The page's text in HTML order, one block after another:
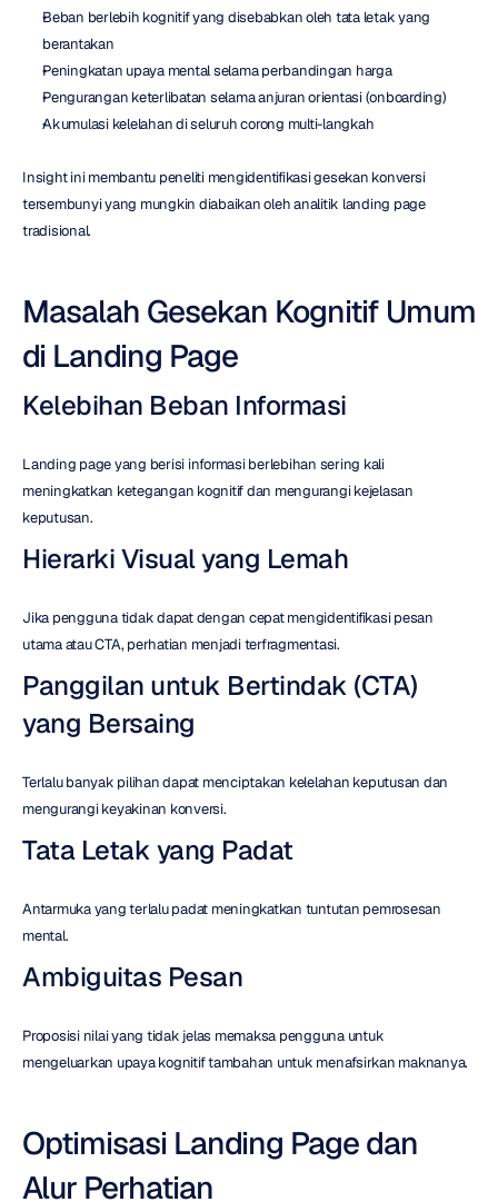
Beban berlebih kognitif yang disebabkan oleh tata letak yang
berantakan
Peningkatan upaya mental selama perbandingan harga
Pengurangan keterlibatan selama anjuran orientasi (onboarding)
Akumulasi kelelahan di seluruh corong multi-langkah
Insight ini membantu peneliti mengidentifikasi gesekan konversi
tersembunyi yang mungkin diabaikan oleh analitik landing page
tradisional.
Masalah Gesekan Kognitif Umum
di Landing Page
Kelebihan Beban Informasi
Landing page yang berisi informasi berlebihan sering kali
meningkatkan ketegangan kognitif dan mengurangi kejelasan
keputusan.
Hierarki Visual yang Lemah
Jika pengguna tidak dapat dengan cepat mengidentifikasi pesan
utama atau CTA, perhatian menjadi terfragmentasi.
Panggilan untuk Bertindak (CTA)
yang Bersaing
Terlalu banyak pilihan dapat menciptakan kelelahan keputusan dan
mengurangi keyakinan konversi.
Tata Letak yang Padat
Antarmuka yang terlalu padat meningkatkan tuntutan pemrosesan
mental.
Ambiguitas Pesan
Proposisi nilai yang tidak jelas memaksa pengguna untuk
mengeluarkan upaya kognitif tambahan untuk menafsirkan maknanya.
Optimisasi Landing Page dan
Alur Perhatian